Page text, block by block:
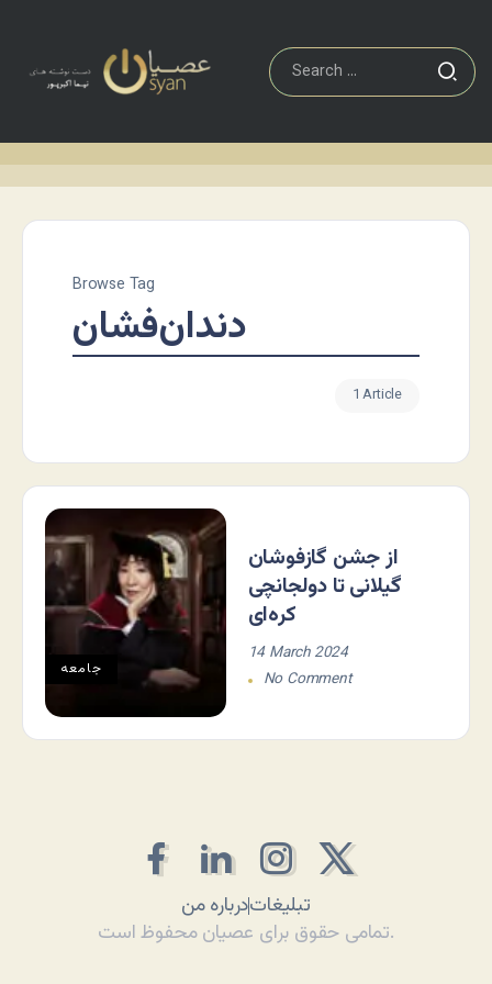
Browse Tag
دندان‌فشان
1 Article
جامعه
از جشن گازفوشان
گیلانی تا دولجانچی
کره‌ای
14 March 2024
No Comment
درباره منتبلیغات
تمامی حقوق برای عصیان محفوظ است.